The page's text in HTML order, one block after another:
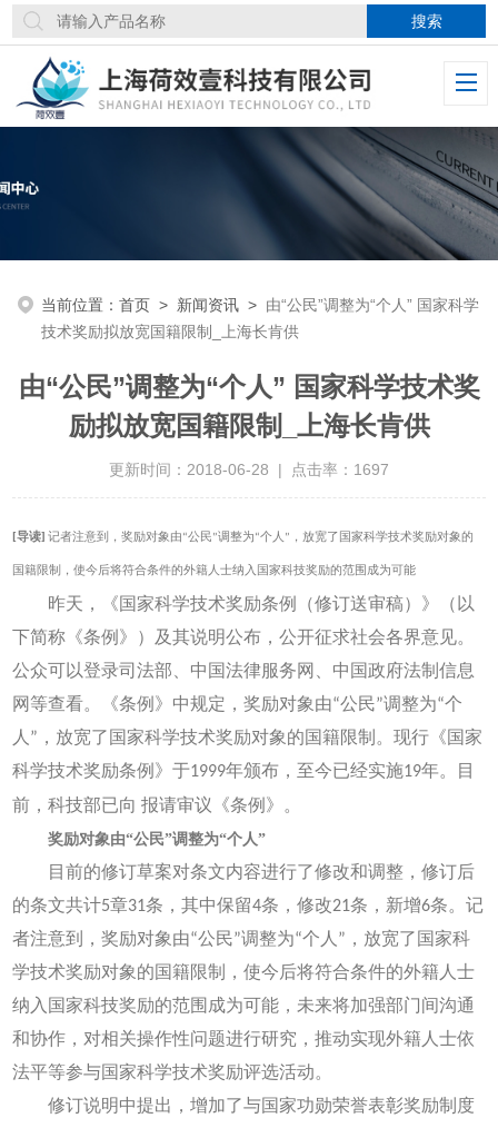
当前位置：首页 > 新闻资讯 > 由“公民”调整为“个人” 国家科学
技术奖励拟放宽国籍限制_上海长肯供
由“公民”调整为“个人” 国家科学技术奖
励拟放宽国籍限制_上海长肯供
更新时间：2018-06-28 | 点击率：1697
[导读] 记者注意到，奖励对象由“公民”调整为“个人”，放宽了国家科学技术奖励对象的
国籍限制，使今后将符合条件的外籍人士纳入国家科技奖励的范围成为可能
昨天，《国家科学技术奖励条例（修订送审稿）》（以
下简称《条例》）及其说明公布，公开征求社会各界意见。
公众可以登录司法部、中国法律服务网、中国政府法制信息
网等查看。《条例》中规定，奖励对象由“公民”调整为“个
人”，放宽了国家科学技术奖励对象的国籍限制。现行《国家
科学技术奖励条例》于1999年颁布，至今已经实施19年。目
前，科技部已向 报请审议《条例》。
奖励对象由“公民”调整为“个人”
目前的修订草案对条文内容进行了修改和调整，修订后
的条文共计5章31条，其中保留4条，修改21条，新增6条。记
者注意到，奖励对象由“公民”调整为“个人”，放宽了国家科
学技术奖励对象的国籍限制，使今后将符合条件的外籍人士
纳入国家科技奖励的范围成为可能，未来将加强部门间沟通
和协作，对相关操作性问题进行研究，推动实现外籍人士依
法平等参与国家科学技术奖励评选活动。
修订说明中提出，增加了与国家功勋荣誉表彰奖励制度